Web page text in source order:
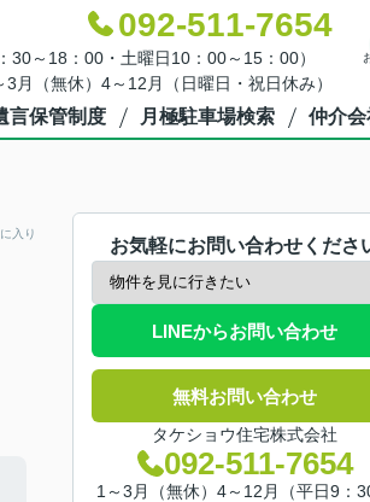
092-511-7654
30～18：00・土曜日10：00～15：00）
月（無休）4～12月（日曜日・祝日休み）
言保管制度 月極駐車場検索 仲介会
入り
お気軽にお問い合わせくださ
LINEからお問い合わせ
無料お問い合わせ
タケショウ住宅株式会社
092-511-7654
1～3月（無休）4～12月（平日9：